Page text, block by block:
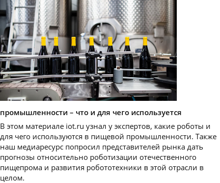
промышленности – что и для чего используется
В этом материале iot.ru узнал у экспертов, какие роботы и
для чего используются в пищевой промышленности. Также
наш медиаресурс попросил представителей рынка дать
прогнозы относительно роботизации отечественного
пищепрома и развития робототехники в этой отрасли в
целом.